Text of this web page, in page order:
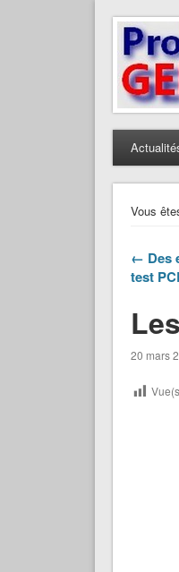
Le
Vous
← Des
test
20 mars